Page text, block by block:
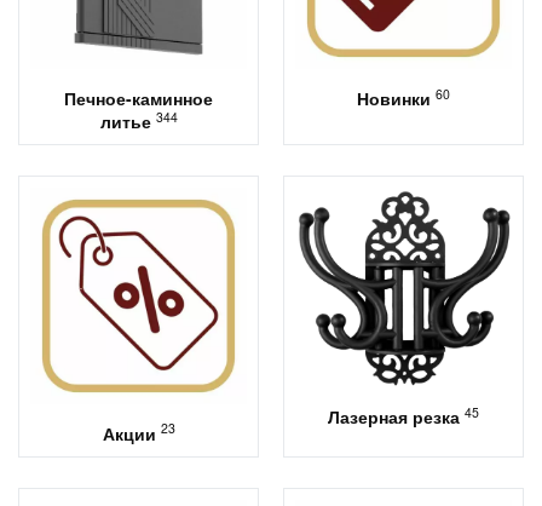
Печное-каминное
литье 344
Новинки 60
Акции 23 Лазерная резка 45